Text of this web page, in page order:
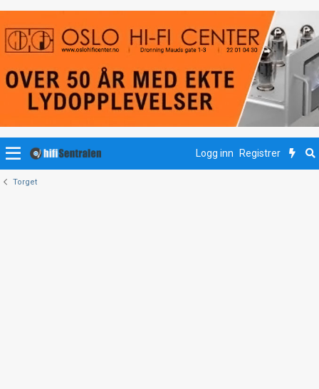
Logg inn Registrer
Torget